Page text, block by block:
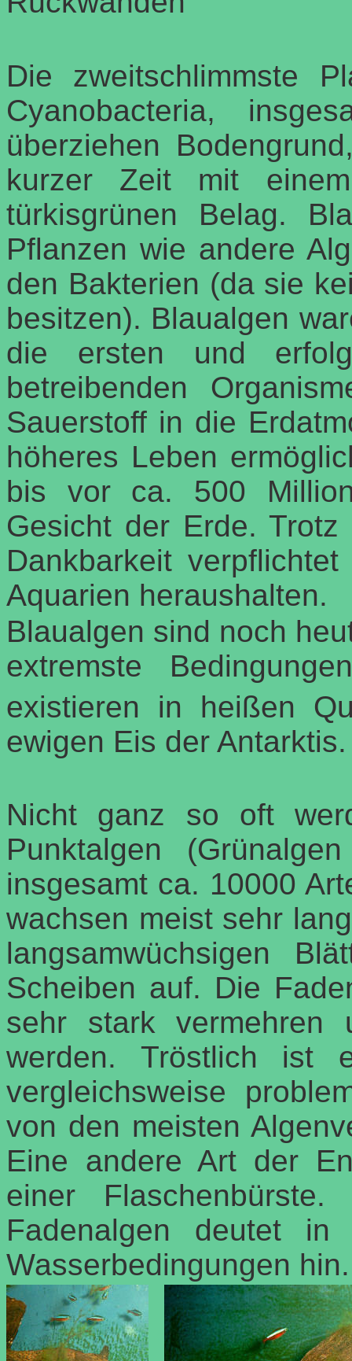
Die zweitschlimmste
Cyanobacteria,
überziehen
kurzer Zeit mit einem
türkisgrünen Belag.
Pflanzen wie andere
den Bakterien (da sie
besitzen). Blaualgen
die ersten und
betreibenden
Sauerstoff in die
höheres Leben
bis vor ca. 500
Gesicht der Erde.
Dankbarkeit
Aquarien heraushalten.
Blaualgen sind noch
extremste
existieren in heißen
ewigen Eis der Antarktis.
Nicht ganz so oft
Punktalgen
insgesamt ca. 10000
wachsen meist sehr
langsamwüchsigen
Scheiben auf. Die
sehr stark vermehren
werden. Tröstlich ist
vergleichsweise
von den meisten
Eine andere Art der
einer
Fadenalgen deutet
Wasserbedingungen hin.